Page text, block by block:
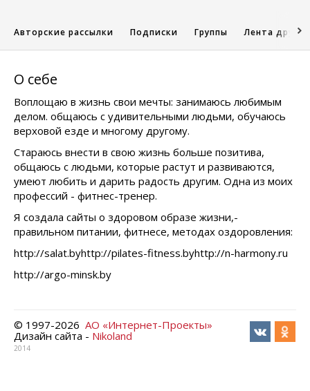
Авторские рассылки Подписки Группы Лента друзей
О себе
Воплощаю в жизнь свои мечты: занимаюсь любимым
делом. общаюсь с удивительными людьми, обучаюсь
верховой езде и многому другому.
Стараюсь внести в свою жизнь больше позитива,
общаюсь с людьми, которые растут и развиваются,
умеют любить и дарить радость другим. Одна из моих
профессий - фитнес-тренер.
Я создала сайты о здоровом образе жизни,-
правильном питании, фитнесе, методах оздоровления:
http://salat.byhttp://pilates-fitness.byhttp://n-harmony.ru
http://argo-minsk.by
© 1997-2026 АО «Интернет-Проекты»
Дизайн сайта - Nikoland
2014